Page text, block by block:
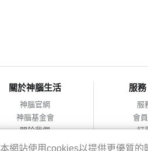
關於神腦生活
神腦官網
神腦基金會
關於我們
會員服務條款
服
服
會
訂
合
本網站使用cookies以提供更優質